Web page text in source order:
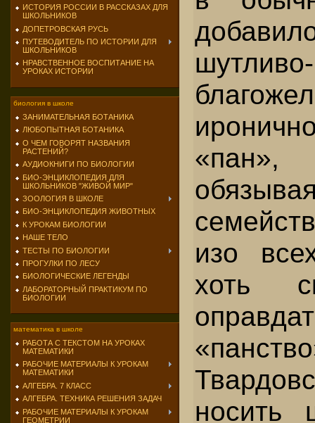
ИСТОРИЯ РОССИИ В РАССКАЗАХ ДЛЯ
ШКОЛЬНИКОВ
ДОПЕТРОВСКАЯ РУСЬ
ПУТЕВОДИТЕЛЬ ПО ИСТОРИИ ДЛЯ
ШКОЛЬНИКОВ
НРАВСТВЕННОЕ ВОСПИТАНИЕ НА
УРОКАХ ИСТОРИИ
биология в школе
ЗАНИМАТЕЛЬНАЯ БОТАНИКА
ЛЮБОПЫТНАЯ БОТАНИКА
О ЧЕМ ГОВОРЯТ НАЗВАНИЯ
РАСТЕНИЙ?
АУДИОКНИГИ ПО БИОЛОГИИ
БИО-ЭНЦИКЛОПЕДИЯ ДЛЯ
ШКОЛЬНИКОВ "ЖИВОЙ МИР"
ЗООЛОГИЯ В ШКОЛЕ
БИО-ЭНЦИКЛОПЕДИЯ ЖИВОТНЫХ
К УРОКАМ БИОЛОГИИ
НАШЕ ТЕЛО
ТЕСТЫ ПО БИОЛОГИИ
ПРОГУЛКИ ПО ЛЕСУ
БИОЛОГИЧЕСКИЕ ЛЕГЕНДЫ
ЛАБОРАТОРНЫЙ ПРАКТИКУМ ПО
БИОЛОГИИ
математика в школе
РАБОТА С ТЕКСТОМ НА УРОКАХ
МАТЕМАТИКИ
РАБОЧИЕ МАТЕРИАЛЫ К УРОКАМ
МАТЕМАТИКИ
АЛГЕБРА. 7 КЛАСС
АЛГЕБРА. ТЕХНИКА РЕШЕНИЯ ЗАДАЧ
РАБОЧИЕ МАТЕРИАЛЫ К УРОКАМ
ГЕОМЕТРИИ
шутливо-
изо
хоть
носить